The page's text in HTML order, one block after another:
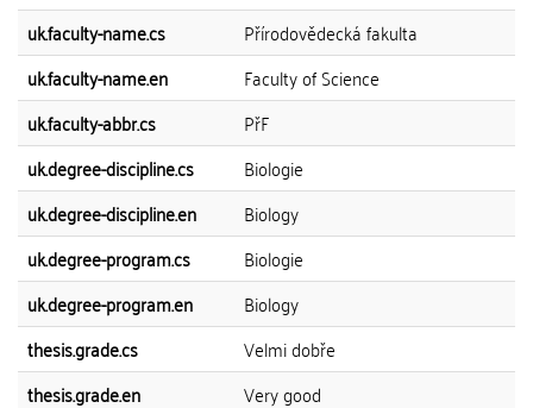
uk.faculty-name.cs
Přírodovědecká fakulta
uk.faculty-name.en
Faculty of Science
uk.faculty-abbr.cs
PřF
uk.degree-discipline.cs
Biologie
uk.degree-discipline.en
Biology
uk.degree-program.cs
Biologie
uk.degree-program.en
Biology
thesis.grade.cs
Velmi dobře
thesis.grade.en
Very good